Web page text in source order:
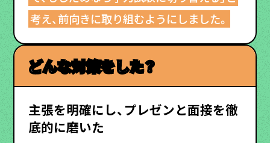
考え、前向きに取り組むようにしました。
どんな対策をした？
主張を明確にし、プレゼンと面接を徹
底的に磨いた